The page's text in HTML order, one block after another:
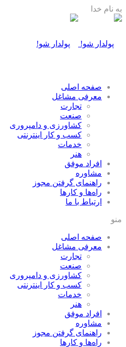
به نام خدا
صفحه اصلی
معرفی مشاغل
تجارت
صنعت
كشاورزی و دامپروری
كسب و كار اينترنتی
خدمات
هنر
افراد موفق
مشاوره
راهنمای گرفتن مجوز
راه‌ها و كارها
ارتباط با ما
منو
صفحه اصلی
معرفی مشاغل
تجارت
صنعت
كشاورزی و دامپروری
كسب و كار اينترنتی
خدمات
هنر
افراد موفق
مشاوره
راهنمای گرفتن مجوز
راه‌ها و كارها